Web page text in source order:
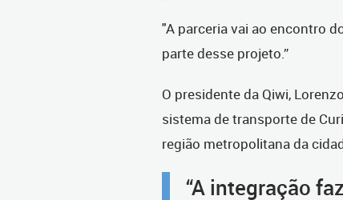
"A parceria vai ao encontro
parte desse projeto.”
O presidente da Qiwi,
sistema de transporte de
região metropolitana da
“A integração